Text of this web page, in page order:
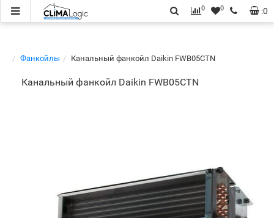
:0
0 0
Фанкойлы Канальный фанкойл Daikin FWB05CTN
Канальный фанкойл Daikin FWB05CTN